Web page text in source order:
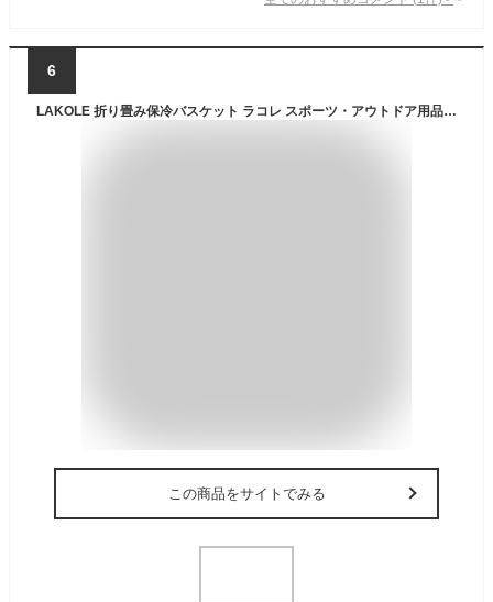
6
LAKOLE 折り畳み保冷バスケット ラコレ スポーツ・アウトドア用品 アウトドア・レジャー・キャンプ用品 ベージュ ブラック
この商品をサイトでみる